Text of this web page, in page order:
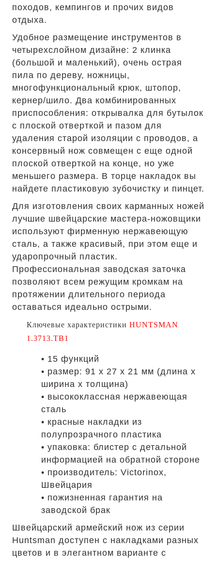
походов, кемпингов и прочих видов
отдыха.
Удобное размещение инструментов в
четырехслойном дизайне: 2 клинка
(большой и маленький), очень острая
пила по дереву, ножницы,
многофункциональный крюк, штопор,
кернер/шило. Два комбинированных
приспособления: открывалка для бутылок
с плоской отверткой и пазом для
удаления старой изоляции с проводов, а
консервный нож совмещен с еще одной
плоской отверткой на конце, но уже
меньшего размера. В торце накладок вы
найдете пластиковую зубочистку и пинцет.
Для изготовления своих карманных ножей
лучшие швейцарские мастера-ножовщики
используют фирменную нержавеющую
сталь, а также красивый, при этом еще и
ударопрочный пластик.
Профессиональная заводская заточка
позволяют всем режущим кромкам на
протяжении длительного периода
оставаться идеально острыми.
Ключевые характеристики HUNTSMAN
1.3713.TB1
• 15 функций
• размер: 91 х 27 х 21 мм (длина х
ширина х толщина)
• высококлассная нержавеющая
сталь
• красные накладки из
полупрозрачного пластика
• упаковка: блистер с детальной
информацией на обратной стороне
• производитель: Victorinox,
Швейцария
• пожизненная гарантия на
заводской брак
Швейцарский армейский нож из серии
Huntsman доступен с накладками разных
цветов и в элегантном варианте с